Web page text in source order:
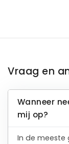
Vraag en
Wanneer
mij op?
In de